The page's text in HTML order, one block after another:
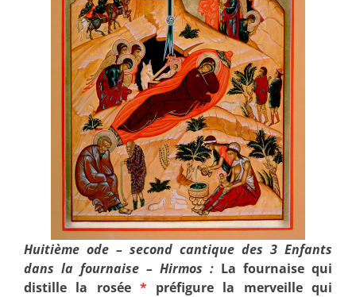
Huitième ode – second cantique des 3 Enfants
dans la fournaise – Hirmos : La fournaise qui
distille la rosée *préfigure la merveille qui